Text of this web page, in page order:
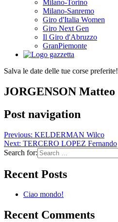
Milano-Torino
Milano-Sanremo
Giro d'Italia Women
Giro Next Gen
Il Giro d'Abruzzo
GranPiemonte
Salva le date delle tue corse preferite!
JORGENSON Matteo
Post navigation
Previous: KELDERMAN Wilco
Next: TERCERO LOPEZ Fernando
Search for:
Recent Posts
Ciao mondo!
Recent Comments